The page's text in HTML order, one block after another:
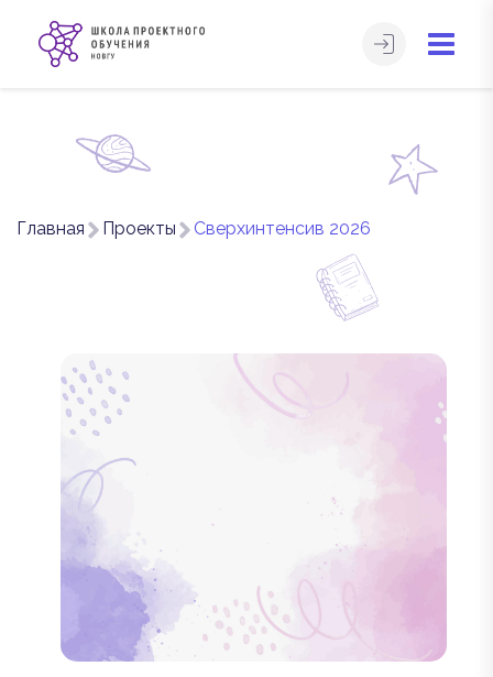
Главная Проекты Сверхинтенсив 2026